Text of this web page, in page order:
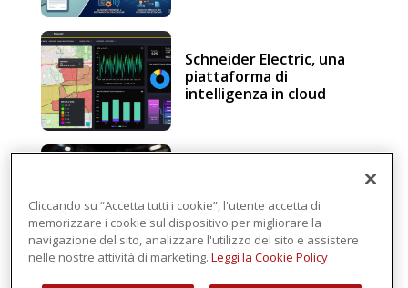
Schneider Electric, una
piattaforma di
intelligenza in cloud
Regolamento macchine
Cliccando su “Accetta tutti i cookie”, l'utente accetta di
memorizzare i cookie sul dispositivo per migliorare la
navigazione del sito, analizzare l'utilizzo del sito e assistere
nelle nostre attività di marketing. Leggi la Cookie Policy